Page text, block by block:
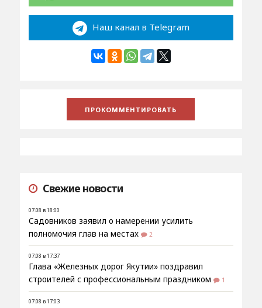
Наш канал в Telegram
Свежие новости
07.08 в 18:00
Садовников заявил о намерении усилить
полномочия глав на местах
2
07.08 в 17:37
Глава «Железных дорог Якутии» поздравил
строителей с профессиональным праздником
1
07.08 в 17:03